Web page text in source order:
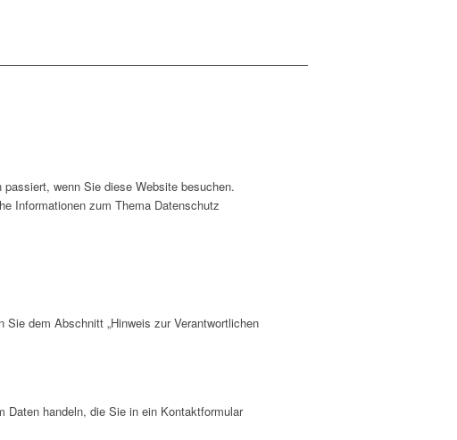
wenn Sie diese Website besuchen.
Informationen zum Thema Datenschutz
dem Abschnitt „Hinweis zur Verantwortlichen
handeln, die Sie in ein Kontaktformular